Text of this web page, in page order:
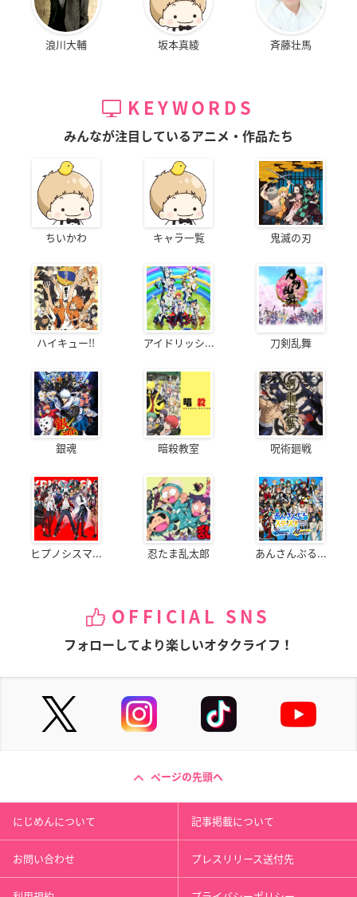
浪川大輔 坂本真綾 斉藤壮馬
KEYWORDS
みんなが注目しているアニメ・作品たち
ちいかわ キャラ一覧 鬼滅の刃
ハイキュー!! アイドリッシ... 刀剣乱舞
銀魂 暗殺教室 呪術廻戦
ヒプノシスマ... 忍たま乱太郎 あんさんぶる...
OFFICIAL SNS
フォローしてより楽しいオタクライフ！
ページの先頭へ
にじめんについて 記事掲載について
お問い合わせ プレスリリース送付先